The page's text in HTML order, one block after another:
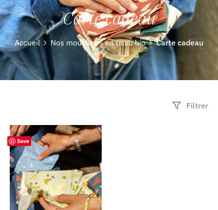
Carte cadeau
Accueil Nos mouchoirs en tissu bio Carte cadeau
Filtrer
Save